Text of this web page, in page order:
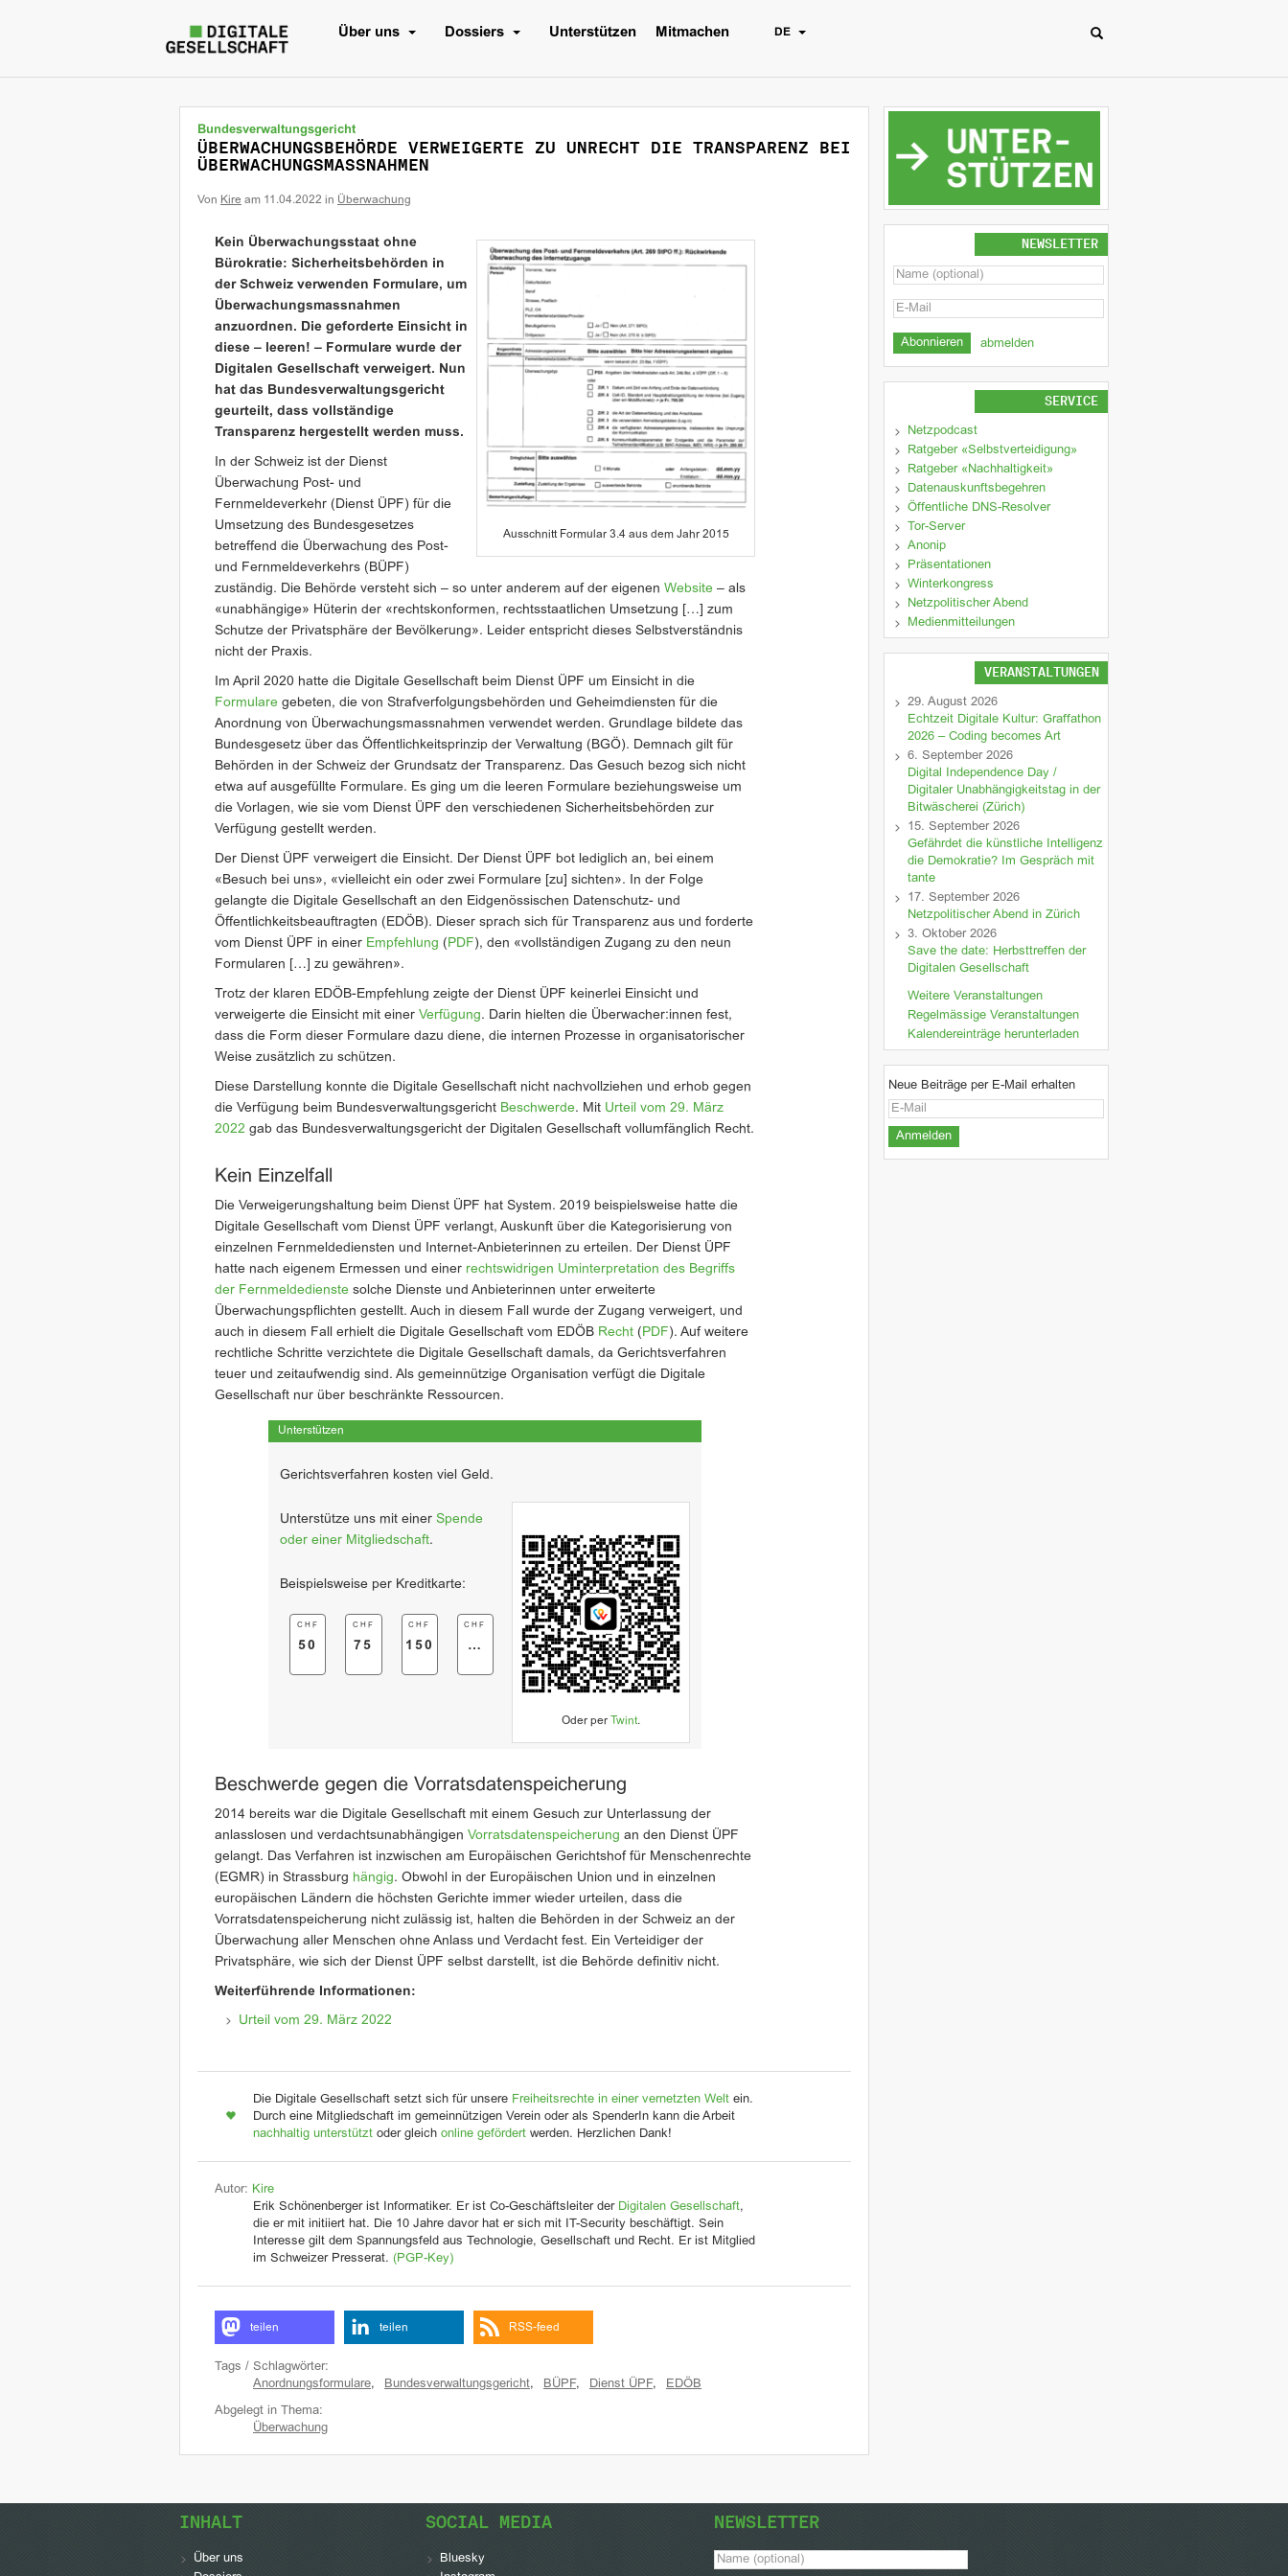
Über uns Dossiers Unterstützen Mitmachen DE
Bundesverwaltungsgericht
ÜBERWACHUNGSBEHÖRDE VERWEIGERTE ZU UNRECHT DIE TRANSPARENZ BEI
ÜBERWACHUNGSMASSNAHMEN
Von Kire am 11.04.2022 in Überwachung
Ausschnitt Formular 3.4 aus dem Jahr 2015
Kein Überwachungsstaat ohne
Bürokratie: Sicherheitsbehörden in
der Schweiz verwenden Formulare, um
Überwachungsmassnahmen
anzuordnen. Die geforderte Einsicht in
diese – leeren! – Formulare wurde der
Digitalen Gesellschaft verweigert. Nun
hat das Bundesverwaltungsgericht
geurteilt, dass vollständige
Transparenz hergestellt werden muss.
In der Schweiz ist der Dienst
Überwachung Post- und
Fernmeldeverkehr (Dienst ÜPF) für die
Umsetzung des Bundesgesetzes
betreffend die Überwachung des Post-
und Fernmeldeverkehrs (BÜPF)
zuständig. Die Behörde versteht sich – so unter anderem auf der eigenen Website – als
«unabhängige» Hüterin der «rechtskonformen, rechtsstaatlichen Umsetzung […] zum
Schutze der Privatsphäre der Bevölkerung». Leider entspricht dieses Selbstverständnis
nicht der Praxis.
Im April 2020 hatte die Digitale Gesellschaft beim Dienst ÜPF um Einsicht in die
Formulare gebeten, die von Strafverfolgungsbehörden und Geheimdiensten für die
Anordnung von Überwachungsmassnahmen verwendet werden. Grundlage bildete das
Bundesgesetz über das Öffentlichkeitsprinzip der Verwaltung (BGÖ). Demnach gilt für
Behörden in der Schweiz der Grundsatz der Transparenz. Das Gesuch bezog sich nicht
etwa auf ausgefüllte Formulare. Es ging um die leeren Formulare beziehungsweise um
die Vorlagen, wie sie vom Dienst ÜPF den verschiedenen Sicherheitsbehörden zur
Verfügung gestellt werden.
Der Dienst ÜPF verweigert die Einsicht. Der Dienst ÜPF bot lediglich an, bei einem
«Besuch bei uns», «vielleicht ein oder zwei Formulare [zu] sichten». In der Folge
gelangte die Digitale Gesellschaft an den Eidgenössischen Datenschutz- und
Öffentlichkeitsbeauftragten (EDÖB). Dieser sprach sich für Transparenz aus und forderte
vom Dienst ÜPF in einer Empfehlung ( PDF), den «vollständigen Zugang zu den neun
Formularen […] zu gewähren».
Trotz der klaren EDÖB-Empfehlung zeigte der Dienst ÜPF keinerlei Einsicht und
verweigerte die Einsicht mit einer Verfügung. Darin hielten die Überwacher:innen fest,
dass die Form dieser Formulare dazu diene, die internen Prozesse in organisatorischer
Weise zusätzlich zu schützen.
Diese Darstellung konnte die Digitale Gesellschaft nicht nachvollziehen und erhob gegen
die Verfügung beim Bundesverwaltungsgericht Beschwerde. Mit Urteil vom 29. März
2022 gab das Bundesverwaltungsgericht der Digitalen Gesellschaft vollumfänglich Recht.
Kein Einzelfall
Die Verweigerungshaltung beim Dienst ÜPF hat System. 2019 beispielsweise hatte die
Digitale Gesellschaft vom Dienst ÜPF verlangt, Auskunft über die Kategorisierung von
einzelnen Fernmeldediensten und Internet-Anbieterinnen zu erteilen. Der Dienst ÜPF
hatte nach eigenem Ermessen und einer rechtswidrigen Uminterpretation des Begriffs
der Fernmeldedienste solche Dienste und Anbieterinnen unter erweiterte
Überwachungspflichten gestellt. Auch in diesem Fall wurde der Zugang verweigert, und
auch in diesem Fall erhielt die Digitale Gesellschaft vom EDÖB Recht ( PDF). Auf weitere
rechtliche Schritte verzichtete die Digitale Gesellschaft damals, da Gerichtsverfahren
teuer und zeitaufwendig sind. Als gemeinnützige Organisation verfügt die Digitale
Gesellschaft nur über beschränkte Ressourcen.
Unterstützen
Gerichtsverfahren kosten viel Geld.
Oder per Twint.
Unterstütze uns mit einer Spende
oder einer Mitgliedschaft.
Beispielsweise per Kreditkarte:
CHF
50
CHF
75
CHF
150
CHF
…
Beschwerde gegen die Vorratsdatenspeicherung
2014 bereits war die Digitale Gesellschaft mit einem Gesuch zur Unterlassung der
anlasslosen und verdachtsunabhängigen Vorratsdatenspeicherung an den Dienst ÜPF
gelangt. Das Verfahren ist inzwischen am Europäischen Gerichtshof für Menschenrechte
(EGMR) in Strassburg hängig. Obwohl in der Europäischen Union und in einzelnen
europäischen Ländern die höchsten Gerichte immer wieder urteilen, dass die
Vorratsdatenspeicherung nicht zulässig ist, halten die Behörden in der Schweiz an der
Überwachung aller Menschen ohne Anlass und Verdacht fest. Ein Verteidiger der
Privatsphäre, wie sich der Dienst ÜPF selbst darstellt, ist die Behörde definitiv nicht.
Weiterführende Informationen:
Urteil vom 29. März 2022
Die Digitale Gesellschaft setzt sich für unsere Freiheitsrechte in einer vernetzten Welt ein.
Durch eine Mitgliedschaft im gemeinnützigen Verein oder als SpenderIn kann die Arbeit
nachhaltig unterstützt oder gleich online gefördert werden. Herzlichen Dank!
Autor: Kire
Erik Schönenberger ist Informatiker. Er ist Co-Geschäftsleiter der Digitalen Gesellschaft,
die er mit initiiert hat. Die 10 Jahre davor hat er sich mit IT-Security beschäftigt. Sein
Interesse gilt dem Spannungsfeld aus Technologie, Gesellschaft und Recht. Er ist Mitglied
im Schweizer Presserat. (PGP-Key)
teilen teilen RSS-feed
Tags / Schlagwörter:
Anordnungsformulare, Bundesverwaltungsgericht, BÜPF, Dienst ÜPF, EDÖB
Abgelegt in Thema:
Überwachung
NEWSLETTER
abmelden
SERVICE
Netzpodcast
Ratgeber «Selbstverteidigung»
Ratgeber «Nachhaltigkeit»
Datenauskunftsbegehren
Öffentliche DNS-Resolver
Tor-Server
Anonip
Präsentationen
Winterkongress
Netzpolitischer Abend
Medienmitteilungen
VERANSTALTUNGEN
29. August 2026
Echtzeit Digitale Kultur: Graffathon
2026 – Coding becomes Art
6. September 2026
Digital Independence Day /
Digitaler Unabhängigkeitstag in der
Bitwäscherei (Zürich)
15. September 2026
Gefährdet die künstliche Intelligenz
die Demokratie? Im Gespräch mit
tante
17. September 2026
Netzpolitischer Abend in Zürich
3. Oktober 2026
Save the date: Herbsttreffen der
Digitalen Gesellschaft
Weitere Veranstaltungen
Regelmässige Veranstaltungen
Kalendereinträge herunterladen
Neue Beiträge per E-Mail erhalten
INHALT
Über uns
SOCIAL MEDIA
Bluesky
NEWSLETTER